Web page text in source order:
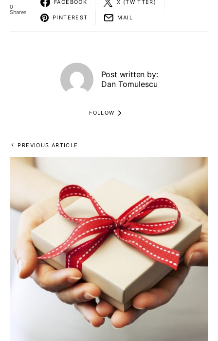
0
Shares
FACEBOOK X (TWITTER)
PINTEREST MAIL
Post written by:
Dan Tomulescu
FOLLOW
PREVIOUS ARTICLE